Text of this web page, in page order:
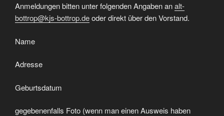
Anmeldungen bitten unter folgenden Angaben analt-
bottrop@kjs-bottrop.deoder direkt über den Vorstand.
Name
Adresse
Geburtsdatum
gegebenenfalls Foto (wenn man einen Ausweis haben